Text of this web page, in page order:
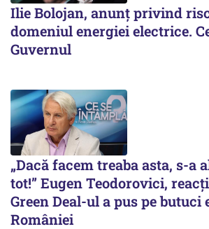
Ilie Bolojan, anunț privind
domeniul energiei electrice.
Guvernul
„Dacă facem treaba asta, s-a
tot!” Eugen Teodorovici,
Green Deal-ul a pus pe butuci
României